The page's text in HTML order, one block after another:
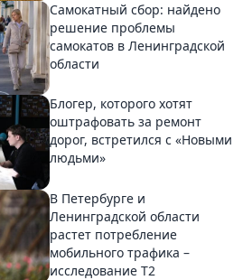
Самокатный сбор: найдено
решение проблемы
самокатов в Ленинградской
области
Блогер, которого хотят
оштрафовать за ремонт
дорог, встретился с «Новыми
людьми»
В Петербурге и
Ленинградской области
растет потребление
мобильного трафика –
исследование T2